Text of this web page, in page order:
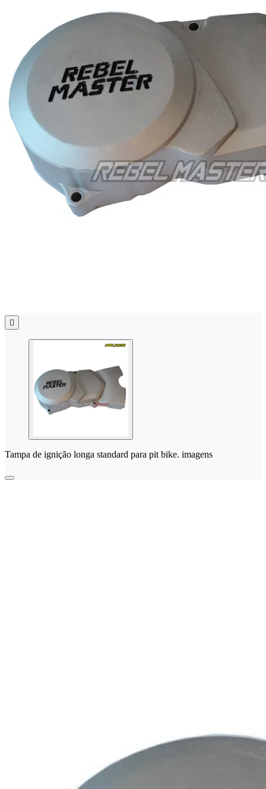

Tampa de ignição longa standard para pit bike. imagens